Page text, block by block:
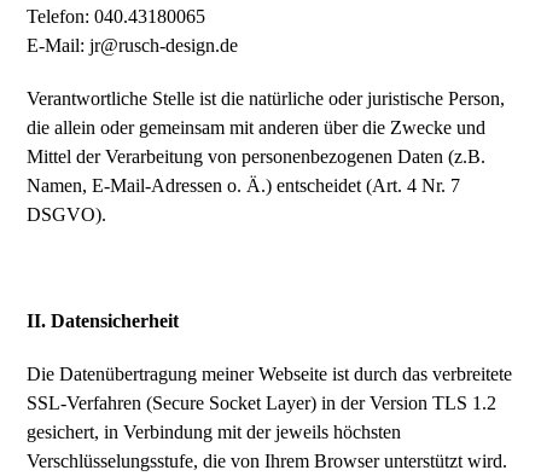
Telefon: 040.43180065
E-Mail: jr@rusch-design.de
Verantwortliche Stelle ist die natürliche oder juristische Person,
die allein oder gemeinsam mit anderen über die Zwecke und
Mittel der Verarbeitung von personenbezogenen Daten (z.B.
Namen, E-Mail-Adressen o. Ä.) entscheidet (Art. 4 Nr. 7
DSGVO).
II. Datensicherheit
Die Datenübertragung meiner Webseite ist durch das verbreitete
SSL-Verfahren (Secure Socket Layer) in der Version TLS 1.2
gesichert, in Verbindung mit der jeweils höchsten
Verschlüsselungsstufe, die von Ihrem Browser unterstützt wird.